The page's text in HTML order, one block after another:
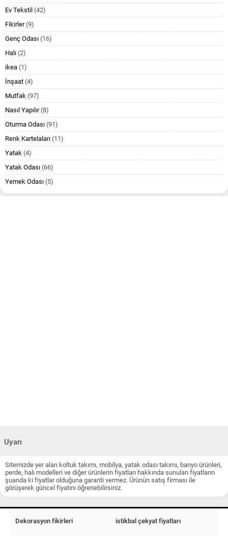
Ev Tekstil (42)
Fikirler(9)
Genç Odası (16)
Halı (2)
ikea (1)
İnşaat (4)
Mutfak (97)
Nasıl Yapılır(8)
Oturma Odası (91)
Renk Kartelaları (11)
Yatak (4)
Yatak Odası (66)
Yemek Odası (5)
Uyarı
Sitemizde yer alan koltuk takımı, mobilya, yatak odası takımı, banyo ürünleri,
perde, halı modelleri ve diğer ürünlerin fiyatları hakkında sunulan fiyatların
şuanda ki fiyatlar olduğuna garanti vermez. Ürünün satış firması ile
görüşerek güncel fiyatını öğrenebilirsiniz.
Dekorasyon fikirleri istikbal çekyat fiyatları